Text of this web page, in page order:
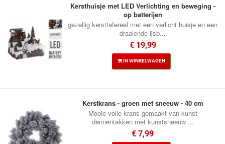
Kersthuisje met LED Verlichting en beweging -
op batterijen
gezellig kersttafereel met een verlicht huisje en een
draaiende ijsb...
€ 19,99
IN WINKELWAGEN
Kerstkrans - groen met sneeuw - 40 cm
Mooie volle krans gemaakt van kunst
dennentakken met kunstsneeuw ...
€ 7,99